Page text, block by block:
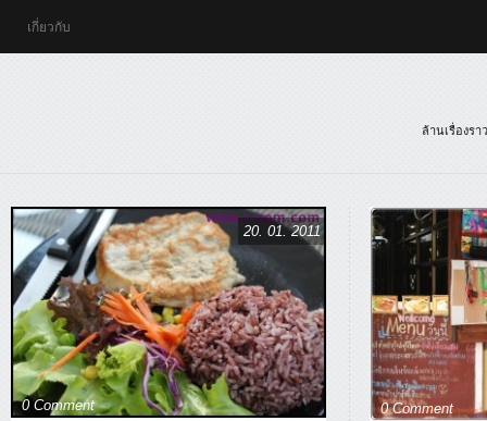
เกี่ยวกับ
ล้านเรื่องร
20. 01. 2011
0 Comment 0 Comment